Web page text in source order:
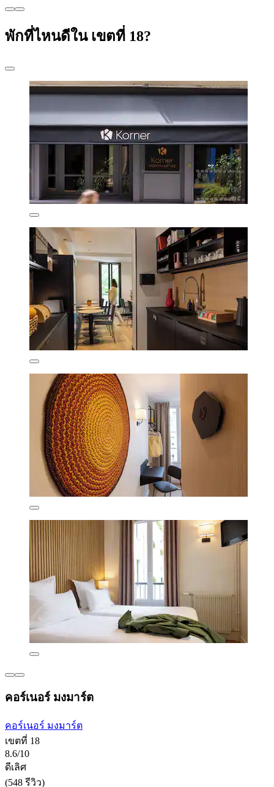
พักที่ไหนดีใน เขตที่ 18?
คอร์เนอร์ มงมาร์ต
คอร์เนอร์ มงมาร์ต
เขตที่ 18
8.6/10
ดีเลิศ
(548 รีวิว)